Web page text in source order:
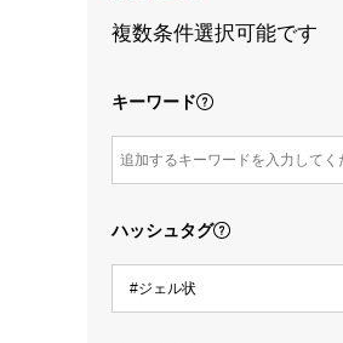
複数条件選択可能です
キーワード
ハッシュタグ